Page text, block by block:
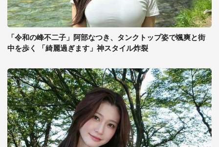
「令和の峰不二子」阿部なつき、タンクトップ姿で颯爽と街
中を歩く 「綺麗過ぎます」神スタイル炸裂